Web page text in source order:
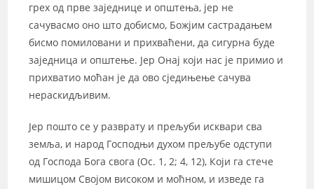
грех од прве заједнице и општења, јер не
сачувасмо оно што добисмо, Божјим састрадањем
бисмо помиловани и прихваћени, да сигурна буде
заједница и општење. Јер Онај који нас је примио и
прихватио моћан је да ово сједињење сачува
нераскидљивим.
Јер пошто се у разврату и прељуби исквари сва
земља, и народ Господњи духом прељубе одступи
од Господа Бога свога (Ос. 1, 2; 4, 12), Који га стече
мишицом Својом високом и моћном, и изведе га